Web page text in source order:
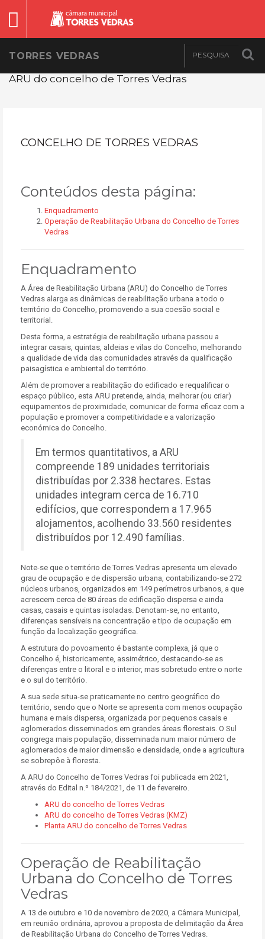
TORRES VEDRAS
ARU do concelho de Torres Vedras
CONCELHO DE TORRES VEDRAS
Conteúdos desta página:
Enquadramento
Operação de Reabilitação Urbana do Concelho de Torres
Vedras
Enquadramento
A Área de Reabilitação Urbana (ARU) do Concelho de Torres
Vedras alarga as dinâmicas de reabilitação urbana a todo o
território do Concelho, promovendo a sua coesão social e
territorial.
Desta forma, a estratégia de reabilitação urbana passou a
integrar casais, quintas, aldeias e vilas do Concelho, melhorando
a qualidade de vida das comunidades através da qualificação
paisagística e ambiental do território.
Além de promover a reabilitação do edificado e requalificar o
espaço público, esta ARU pretende, ainda, melhorar (ou criar)
equipamentos de proximidade, comunicar de forma eficaz com a
população e promover a competitividade e a valorização
económica do Concelho.
Em termos quantitativos, a ARU
compreende 189 unidades territoriais
distribuídas por 2.338 hectares. Estas
unidades integram cerca de 16.710
edifícios, que correspondem a 17.965
alojamentos, acolhendo 33.560 residentes
distribuídos por 12.490 famílias.
Note-se que o território de Torres Vedras apresenta um elevado
grau de ocupação e de dispersão urbana, contabilizando-se 272
núcleos urbanos, organizados em 149 perímetros urbanos, a que
acrescem cerca de 80 áreas de edificação dispersa e ainda
casas, casais e quintas isoladas. Denotam-se, no entanto,
diferenças sensíveis na concentração e tipo de ocupação em
função da localização geográfica.
A estrutura do povoamento é bastante complexa, já que o
Concelho é, historicamente, assimétrico, destacando-se as
diferenças entre o litoral e o interior, mas sobretudo entre o norte
e o sul do território.
A sua sede situa-se praticamente no centro geográfico do
território, sendo que o Norte se apresenta com menos ocupação
humana e mais dispersa, organizada por pequenos casais e
aglomerados disseminados em grandes áreas florestais. O Sul
congrega mais população, disseminada num maior número de
aglomerados de maior dimensão e densidade, onde a agricultura
se sobrepõe à floresta.
A ARU do Concelho de Torres Vedras foi publicada em 2021,
através do Edital n.º 184/2021, de 11 de fevereiro.
ARU do concelho de Torres Vedras
ARU do concelho de Torres Vedras (KMZ)
Planta ARU do concelho de Torres Vedras
Operação de Reabilitação
Urbana do Concelho de Torres
Vedras
A 13 de outubro e 10 de novembro de 2020, a Câmara Municipal,
em reunião ordinária, aprovou a proposta de delimitação da Área
de Reabilitação Urbana do Concelho de Torres Vedras.